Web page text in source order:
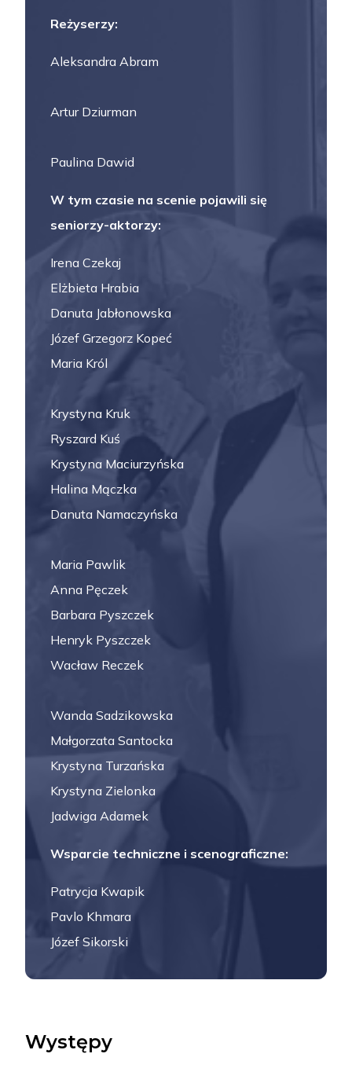
Reżyserzy:
Aleksandra Abram
Artur Dziurman
Paulina Dawid
W tym czasie na scenie pojawili się
seniorzy-aktorzy:
Irena Czekaj
Elżbieta Hrabia
Danuta Jabłonowska
Józef Grzegorz Kopeć
Maria Król
Krystyna Kruk
Ryszard Kuś
Krystyna Maciurzyńska
Halina Mączka
Danuta Namaczyńska
Maria Pawlik
Anna Pęczek
Barbara Pyszczek
Henryk Pyszczek
Wacław Reczek
Wanda Sadzikowska
Małgorzata Santocka
Krystyna Turzańska
Krystyna Zielonka
Jadwiga Adamek
Wsparcie techniczne i scenograficzne:
Patrycja Kwapik
Pavlo Khmara
Józef Sikorski
Występy